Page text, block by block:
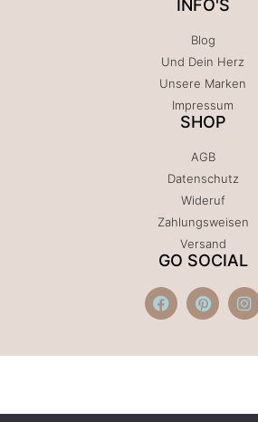
INFO'S
Blog
Und Dein Herz
Unsere Marken
Impressum
SHOP
AGB
Datenschutz
Wideruf
Zahlungsweisen
Versand
GO SOCIAL